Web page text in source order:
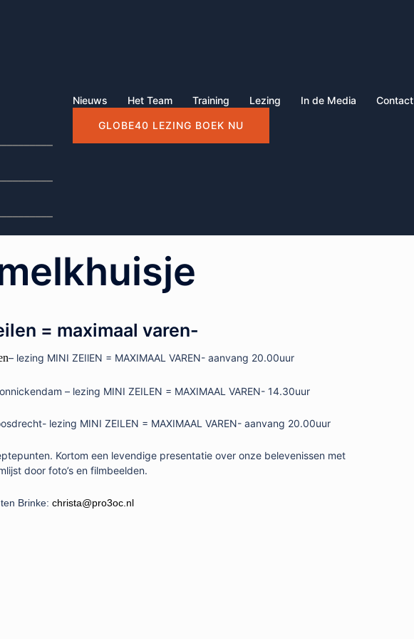
Nieuws Het Team Training Lezing In de Media Contact
GLOBE40 LEZING BOEK NU
= maximaal varen-
– lezing MINI ZEIlEN = MAXIMAAL VAREN- aanvang 20.00uur
– lezing MINI ZEILEN = MAXIMAAL VAREN- 14.30uur
lezing MINI ZEILEN = MAXIMAAL VAREN- aanvang 20.00uur
Kortom een levendige presentatie over onze belevenissen met
door foto’s en filmbeelden.
Brinke: christa@pro3oc.nl